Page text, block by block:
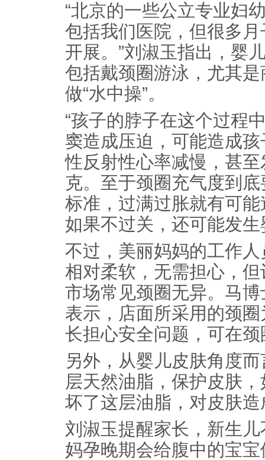
“北京的一些公立专业妇
包括我们医院，但很多
开展。”刘淑玉指出，婴
包括戴颈圈游泳，尤其
做“水中操”。
“孩子的脖子在这个过程
窦造成压迫，可能造成
性反射性心率减慢，甚
克。至于颈圈充气度到
标准，过满过胀就有可
如果不过关，还可能发
不过，美丽妈妈的工作
相对柔软，无需担心，
市场常见颈圈无异。马
表示，店面所采用的颈
长担心安全问题，可在颈
另外，从婴儿皮肤角度
层天然油脂，保护皮肤
坏了这层油脂，对皮肤
刘淑玉提醒家长，新生
妈孕晚期会给腹中的宝